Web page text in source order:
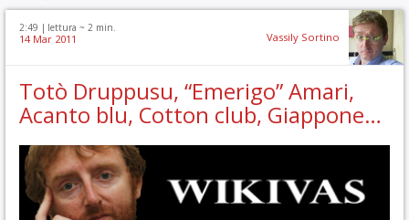
2:49 | lettura ~ 2 min.
14 Mar 2011 Vassily Sortino
Totò Druppusu, “Emerigo” Amari,
Acanto blu, Cotton club, Giappone…